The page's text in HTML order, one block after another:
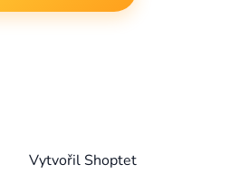
Vytvořil Shoptet